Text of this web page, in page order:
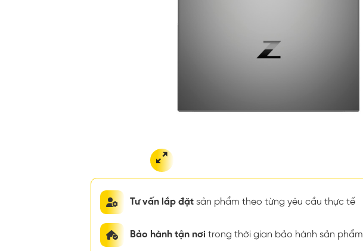
Tư vấn lắp đặt sản phẩm theo từng yêu cầu thực tế
Bảo hành tận nơi trong thời gian bảo hành sản phẩm